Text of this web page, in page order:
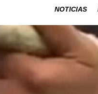
NOTICIAS